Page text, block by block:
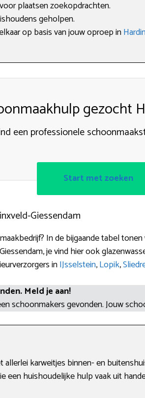
plaatsen zoekopdrachten.
geholpen.
op basis van jouw oproep in
gezocht
een professionele
Start met zoeken
Giessendam
In de bijgaande tabel
je vind hier ook
inIJsselstein,Lopik,
Meld je aan!
schoonmakers gevonden. Jouw
karweitjes binnen- en
een huishoudelijke hulp vaak uit